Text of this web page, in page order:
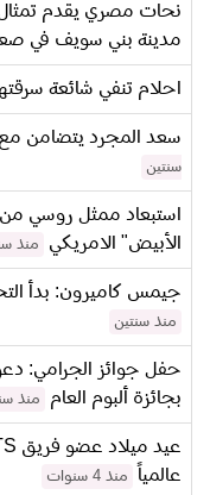
نحات مصري يقدم تمثال
مدينة بني سويف في
احلام تنفي شائعة
سعد المجرد يتضامن مع
سنتين
استبعاد ممثل روسي
الأبيض" الامريكي
منذ
جيمس كاميرون: بدأ
منذ سنتين
حفل جوائز الجرامي:
بجائزة ألبوم العام
منذ
عالمياً
منذ 4 سنوات